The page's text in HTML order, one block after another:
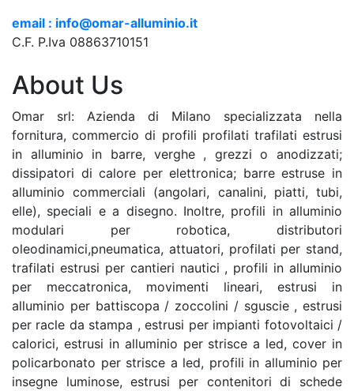
email : info@omar-alluminio.it
C.F. P.Iva 08863710151
About Us
Omar srl: Azienda di Milano specializzata nella
fornitura, commercio di profili profilati trafilati estrusi
in alluminio in barre, verghe , grezzi o anodizzati;
dissipatori di calore per elettronica; barre estruse in
alluminio commerciali (angolari, canalini, piatti, tubi,
elle), speciali e a disegno. Inoltre, profili in alluminio
modulari per robotica, distributori
oleodinamici,pneumatica, attuatori, profilati per stand,
trafilati estrusi per cantieri nautici , profili in alluminio
per meccatronica, movimenti lineari, estrusi in
alluminio per battiscopa / zoccolini / sguscie , estrusi
per racle da stampa , estrusi per impianti fotovoltaici /
calorici, estrusi in alluminio per strisce a led, cover in
policarbonato per strisce a led, profili in alluminio per
insegne luminose, estrusi per contenitori di schede